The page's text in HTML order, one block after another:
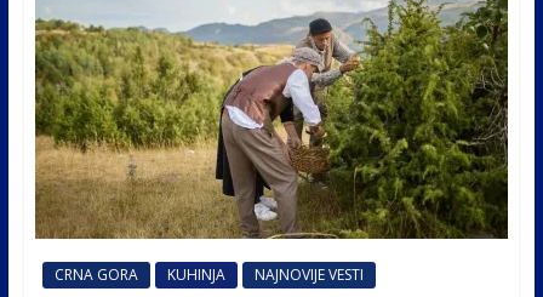
CRNA GORA KUHINJA NAJNOVIJE VESTI